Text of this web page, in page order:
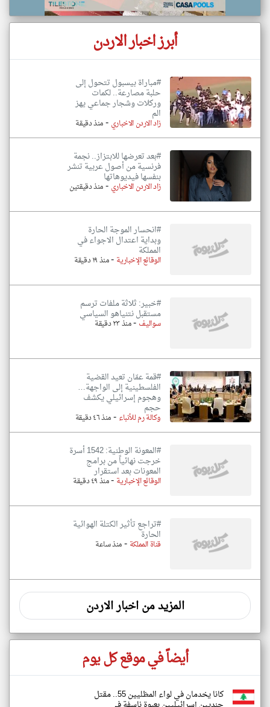
أبرز اخبار الاردن
#مباراة بيسبول تتحول إلى
حلبة مصارعة.. لكمات
وركلات وشجار جماعي يهز
الم
زاد الاردن الاخباري -منذ دقيقة
#بعد تعرضها للابتزاز.. نجمة
فرنسية من أصول عربية تنشر
بنفسها فيديوهاتها
زاد الاردن الاخباري-منذ دقيقتين
#انحسار الموجة الحارة
وبداية اعتدال الاجواء في
المملكة
الوقائع الإخبارية -منذ ١٩ دقيقة
#خبير: ثلاثة ملفات ترسم
مستقبل نتنياهو السياسي
سواليف-منذ ٢٣ دقيقة
#قمة عمّان تعيد القضية
الفلسطينية إلى الواجهة…
وهجوم إسرائيلي يكشف
حجم
وكالة رم للأنباء -منذ ٤٦ دقيقة
#المعونة الوطنية: 1542 أسرة
خرجت نهائياً من برامج
المعونات بعد استقرار
الوقائع الإخبارية -منذ ٤٩ دقيقة
#تراجع تأثير الكتلة الهوائية
الحارة
قناة المملكة -منذ ساعة
المزيد من اخبار الاردن
أيضاً في موقع كل يوم
كانا يخدمان في لواء المظليين 55.. مقتل